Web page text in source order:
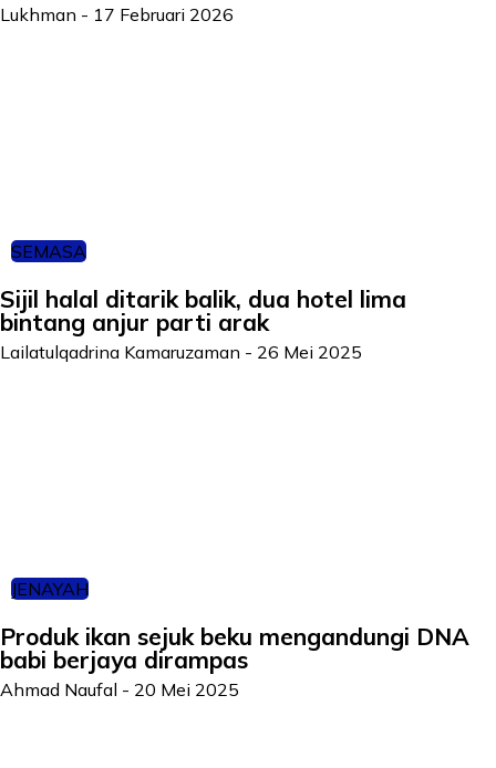
Lukhman - 17 Februari 2026
SEMASA
Sijil halal ditarik balik, dua hotel lima
bintang anjur parti arak
Lailatulqadrina Kamaruzaman - 26 Mei 2025
JENAYAH
Produk ikan sejuk beku mengandungi DNA
babi berjaya dirampas
Ahmad Naufal - 20 Mei 2025